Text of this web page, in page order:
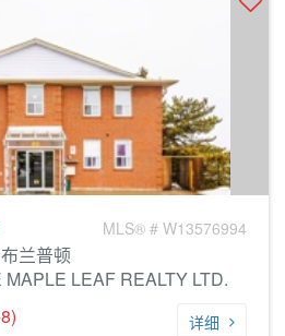
MLS® # W13576994
兰普顿
LEAF REALTY LTD.
详细